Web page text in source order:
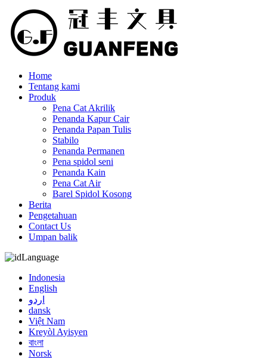
Home
Tentang kami
Produk
Pena Cat Akrilik
Penanda Kapur Cair
Penanda Papan Tulis
Stabilo
Penanda Permanen
Pena spidol seni
Penanda Kain
Pena Cat Air
Barel Spidol Kosong
Berita
Pengetahuan
Contact Us
Umpan balik
Language
Indonesia
English
اردو
dansk
Việt Nam
Kreyòl Ayisyen
বাংলা
Norsk